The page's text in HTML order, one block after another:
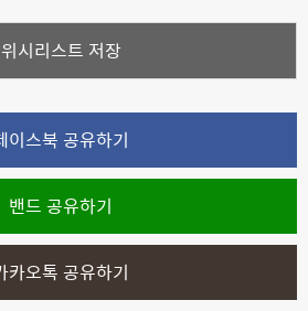
위시리스트 저장
이스북 공유하기
밴드 공유하기
카오톡 공유하기